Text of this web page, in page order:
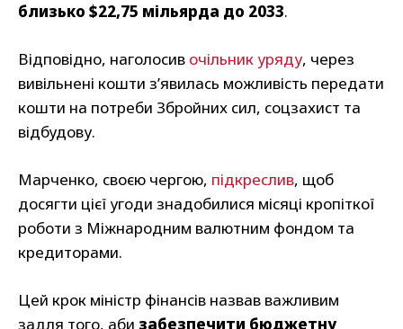
близько $22,75 мільярда до 2033.
Відповідно, наголосив очільник уряду, через
вивільнені кошти з’явилась можливість передати
кошти на потреби Збройних сил, соцзахист та
відбудову.
Марченко, своєю чергою, підкреслив, щоб
досягти цієї угоди знадобилися місяці кропіткої
роботи з Міжнародним валютним фондом та
кредиторами.
Цей крок міністр фінансів назвав важливим
задля того, аби забезпечити бюджетну